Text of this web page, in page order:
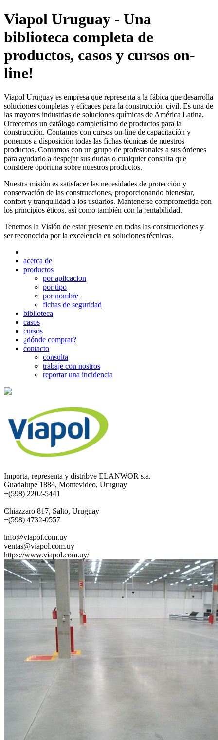
Viapol Uruguay - Una
biblioteca completa de
productos, casos y cursos on-
line!
Viapol Uruguay es empresa que representa a la fábica que desarrolla
soluciones completas y eficaces para la construcción civil. Es una de
las mayores industrias de soluciones químicas de América Latina.
Ofrecemos un catálogo completísimo de productos para la
construcción. Contamos con cursos on-line de capacitación y
ponemos a disposición todas las fichas técnicas de nuestros
productos. Contamos con un grupo de profesionales a sus órdenes
para ayudarlo a despejar sus dudas o cualquier consulta que
considere oportuna sobre nuestros productos.
Nuestra misión es satisfacer las necesidades de protección y
conservación de las construcciones, proporcionando bienestar,
confort y tranquilidad a los usuarios. Mantenerse comprometida con
los principios éticos, así como también con la rentabilidad.
Tenemos la Visión de estar presente en todas las construcciones y
ser reconocida por la excelencia en soluciones técnicas.
acerca de
productos
por aplicacion
por tipo
por nombre
fichas de seguridad
biblioteca
casos
cursos
¿dónde comprar?
contacto
consulta
trabaje con nostros
reportar una incidencia
Importa, representa y distribye ELANWOR s.a.
Guadalupe 1884, Montevideo, Uruguay
+(598) 2202-5441
Chiazzaro 817, Salto, Uruguay
+(598) 4732-0557
info@viapol.com.uy
ventas@viapol.com.uy
https://www.viapol.com.uy/